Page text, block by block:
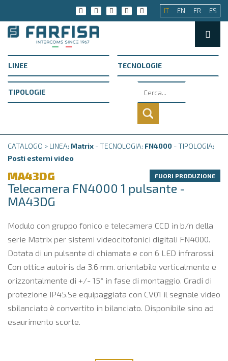
IT EN FR ES
CATALOGO > LINEA: Matrix - TECNOLOGIA: FN4000 - TIPOLOGIA:
Posti esterni video
FUORI PRODUZIONE
MA43DG
Telecamera FN4000 1 pulsante -
MA43DG
Modulo con gruppo fonico e telecamera CCD in b/n della
serie Matrix per sistemi videocitofonici digitali FN4000.
Dotata di un pulsante di chiamata e con 6 LED infrarossi.
Con ottica autoiris da 3.6 mm. orientabile verticalmente e
orizzontalmente di +/- 15° in fase di montaggio. Gradi di
protezione IP45.Se equipaggiata con CV01 il segnale video
sbilanciato è convertito in bilanciato. Disponibile sino ad
esaurimento scorte.